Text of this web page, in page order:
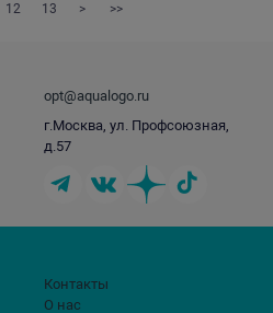
12 13 > >>
Контакты
О нас
opt@aqualogo.ru
г.Москва, ул. Профсоюзная,
д.57